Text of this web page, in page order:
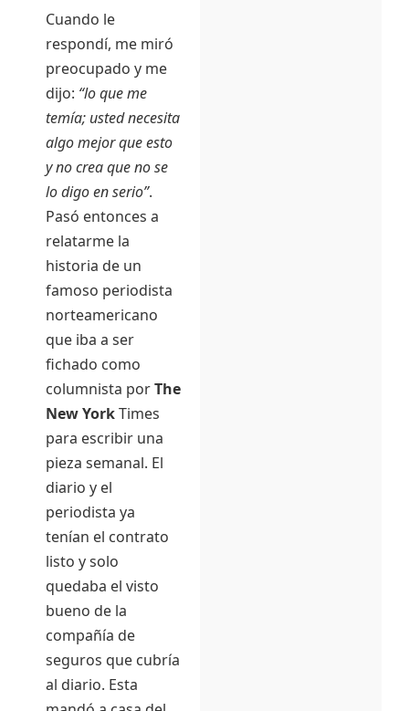
Cuando le
respondí, me miró
preocupado y me
dijo: “lo que me
temía; usted necesita
algo mejor que esto
y no crea que no se
lo digo en serio”.
Pasó entonces a
relatarme la
historia de un
famoso periodista
norteamericano
que iba a ser
fichado como
columnista porThe
New YorkTimes
para escribir una
pieza semanal. El
diario y el
periodista ya
tenían el contrato
listo y solo
quedaba el visto
bueno de la
compañía de
seguros que cubría
al diario. Esta